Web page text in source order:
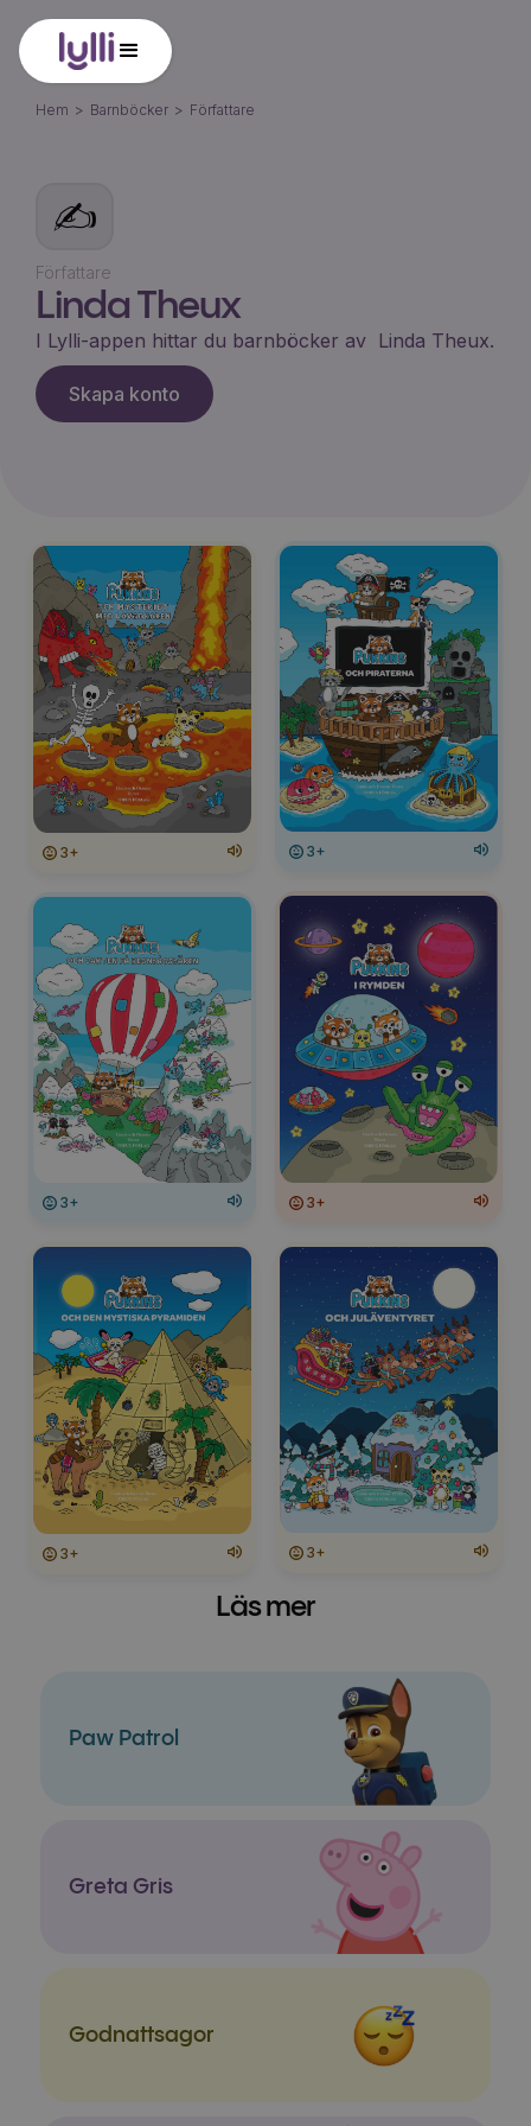
Hem > Barnböcker > Författare
✍️
Författare
Linda Theux
I Lylli-appen hittar du barnböcker av Linda Theux.
Skapa konto
3+ 3+
3+ 3+
3+ 3+
Läs mer
Paw Patrol
Greta Gris
Godnatt­sagor